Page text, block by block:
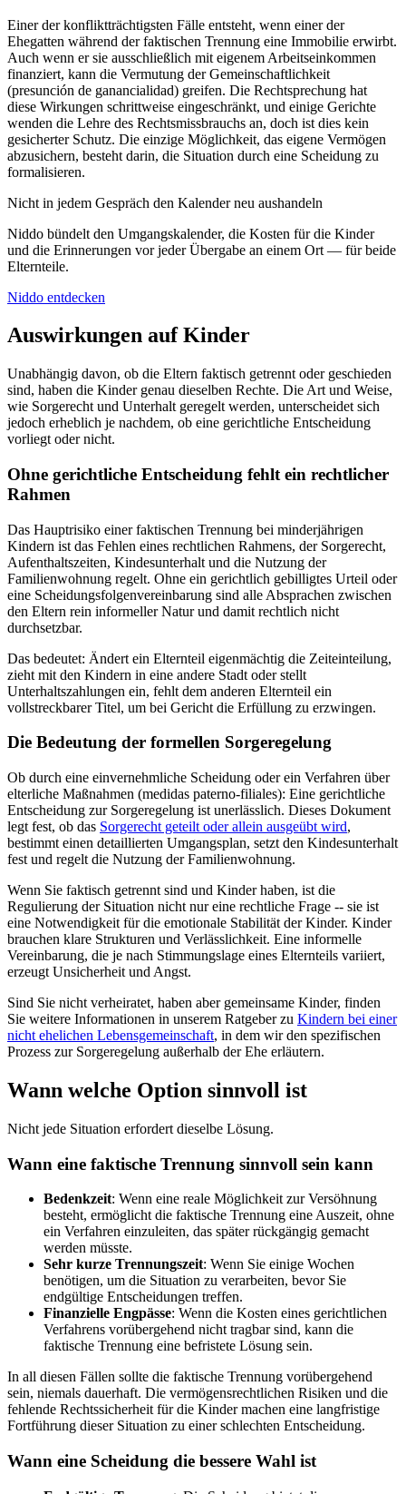
Einer der konfliktträchtigsten Fälle entsteht, wenn einer der
Ehegatten während der faktischen Trennung eine Immobilie erwirbt.
Auch wenn er sie ausschließlich mit eigenem Arbeitseinkommen
finanziert, kann die Vermutung der Gemeinschaftlichkeit
(presunción de ganancialidad) greifen. Die Rechtsprechung hat
diese Wirkungen schrittweise eingeschränkt, und einige Gerichte
wenden die Lehre des Rechtsmissbrauchs an, doch ist dies kein
gesicherter Schutz. Die einzige Möglichkeit, das eigene Vermögen
abzusichern, besteht darin, die Situation durch eine Scheidung zu
formalisieren.
Nicht in jedem Gespräch den Kalender neu aushandeln
Niddo bündelt den Umgangskalender, die Kosten für die Kinder
und die Erinnerungen vor jeder Übergabe an einem Ort — für beide
Elternteile.
Niddo entdecken
Auswirkungen auf Kinder
Unabhängig davon, ob die Eltern faktisch getrennt oder geschieden
sind, haben die Kinder genau dieselben Rechte. Die Art und Weise,
wie Sorgerecht und Unterhalt geregelt werden, unterscheidet sich
jedoch erheblich je nachdem, ob eine gerichtliche Entscheidung
vorliegt oder nicht.
Ohne gerichtliche Entscheidung fehlt ein rechtlicher
Rahmen
Das Hauptrisiko einer faktischen Trennung bei minderjährigen
Kindern ist das Fehlen eines rechtlichen Rahmens, der Sorgerecht,
Aufenthaltszeiten, Kindesunterhalt und die Nutzung der
Familienwohnung regelt. Ohne ein gerichtlich gebilligtes Urteil oder
eine Scheidungsfolgenvereinbarung sind alle Absprachen zwischen
den Eltern rein informeller Natur und damit rechtlich nicht
durchsetzbar.
Das bedeutet: Ändert ein Elternteil eigenmächtig die Zeiteinteilung,
zieht mit den Kindern in eine andere Stadt oder stellt
Unterhaltszahlungen ein, fehlt dem anderen Elternteil ein
vollstreckbarer Titel, um bei Gericht die Erfüllung zu erzwingen.
Die Bedeutung der formellen Sorgeregelung
Ob durch eine einvernehmliche Scheidung oder ein Verfahren über
elterliche Maßnahmen (medidas paterno-filiales): Eine gerichtliche
Entscheidung zur Sorgeregelung ist unerlässlich. Dieses Dokument
legt fest, ob das Sorgerecht geteilt oder allein ausgeübt wird,
bestimmt einen detaillierten Umgangsplan, setzt den Kindesunterhalt
fest und regelt die Nutzung der Familienwohnung.
Wenn Sie faktisch getrennt sind und Kinder haben, ist die
Regulierung der Situation nicht nur eine rechtliche Frage -- sie ist
eine Notwendigkeit für die emotionale Stabilität der Kinder. Kinder
brauchen klare Strukturen und Verlässlichkeit. Eine informelle
Vereinbarung, die je nach Stimmungslage eines Elternteils variiert,
erzeugt Unsicherheit und Angst.
Sind Sie nicht verheiratet, haben aber gemeinsame Kinder, finden
Sie weitere Informationen in unserem Ratgeber zu Kindern bei einer
nicht ehelichen Lebensgemeinschaft, in dem wir den spezifischen
Prozess zur Sorgeregelung außerhalb der Ehe erläutern.
Wann welche Option sinnvoll ist
Nicht jede Situation erfordert dieselbe Lösung.
Wann eine faktische Trennung sinnvoll sein kann
Bedenkzeit: Wenn eine reale Möglichkeit zur Versöhnung
besteht, ermöglicht die faktische Trennung eine Auszeit, ohne
ein Verfahren einzuleiten, das später rückgängig gemacht
werden müsste.
Sehr kurze Trennungszeit: Wenn Sie einige Wochen
benötigen, um die Situation zu verarbeiten, bevor Sie
endgültige Entscheidungen treffen.
Finanzielle Engpässe: Wenn die Kosten eines gerichtlichen
Verfahrens vorübergehend nicht tragbar sind, kann die
faktische Trennung eine befristete Lösung sein.
In all diesen Fällen sollte die faktische Trennung vorübergehend
sein, niemals dauerhaft. Die vermögensrechtlichen Risiken und die
fehlende Rechtssicherheit für die Kinder machen eine langfristige
Fortführung dieser Situation zu einer schlechten Entscheidung.
Wann eine Scheidung die bessere Wahl ist